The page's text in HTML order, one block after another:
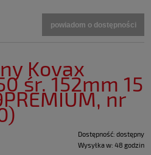
powiadom o dostępności
Kovax
śr. 152mm 15
nr
Dostępność: dostępny
Wysyłka w: 48 godzin